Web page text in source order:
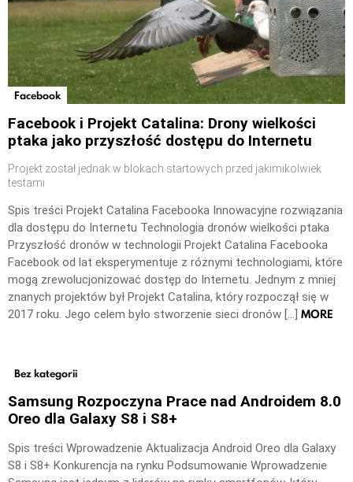
Facebook
Facebook i Projekt Catalina: Drony wielkości
ptaka jako przyszłość dostępu do Internetu
Projekt został jednak w blokach startowych przed jakimikolwiek
testami
Spis treści Projekt Catalina Facebooka Innowacyjne rozwiązania
dla dostępu do Internetu Technologia dronów wielkości ptaka
Przyszłość dronów w technologii Projekt Catalina Facebooka
Facebook od lat eksperymentuje z różnymi technologiami, które
mogą zrewolucjonizować dostęp do Internetu. Jednym z mniej
znanych projektów był Projekt Catalina, który rozpoczął się w
2017 roku. Jego celem było stworzenie sieci dronów […] MORE
Bez kategorii
Samsung Rozpoczyna Prace nad Androidem 8.0
Oreo dla Galaxy S8 i S8+
Spis treści Wprowadzenie Aktualizacja Android Oreo dla Galaxy
S8 i S8+ Konkurencja na rynku Podsumowanie Wprowadzenie